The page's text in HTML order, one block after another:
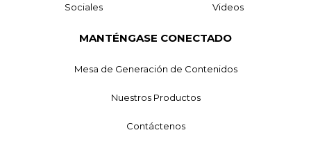
Sociales Videos
MANTÉNGASE CONECTADO
Mesa de Generación de Contenidos
Nuestros Productos
Contáctenos